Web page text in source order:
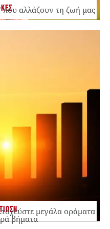
που αλλάζουν τη ζωή μας
μεγάλα οράματα
βήματα